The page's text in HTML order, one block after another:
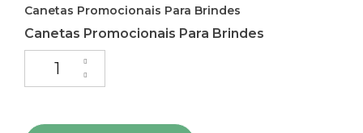
Canetas Promocionais Para Brindes
Canetas Promocionais Para Brindes